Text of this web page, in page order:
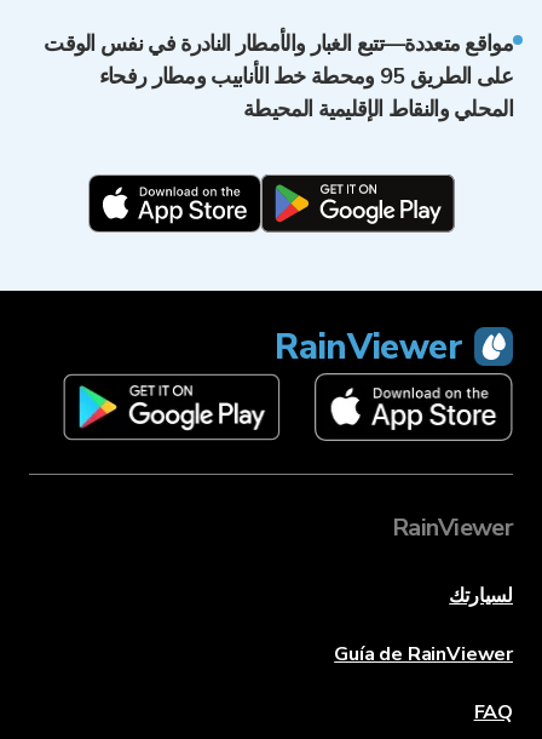
مواقع متعددة—تتبع الغبار والأمطار النادرة في نفس الوقت
على الطريق 95 ومحطة خط الأنابيب ومطار رفحاء
المحلي والنقاط الإقليمية المحيطة
RainViewer
RainViewer
لسيارتك
Guía de RainViewer
FAQ